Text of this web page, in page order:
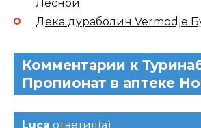
Лесной
Дека дураболин Vermodje
Комментарии к
Пропионат в аптеке
Luca ответил(а)